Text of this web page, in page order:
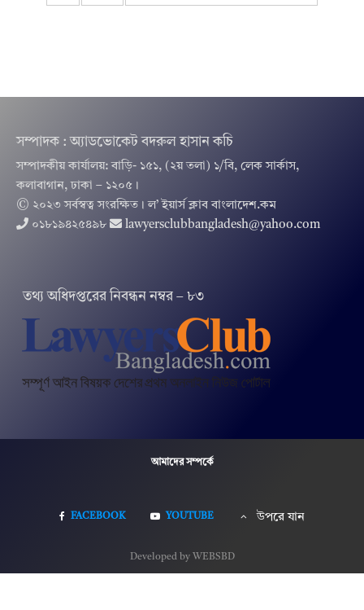
সম্পাদক : অ্যাডভোকেট বদরুল হাসান কচি
সম্পাদকীয় কার্যালয়: বাড়ি- ১৫১, (২য় তলা) ১/বি, লেক সার্কাস,
কলাবাগান, ঢাকা – ১২০৫।
© ২০২৩ সর্বস্বত্ব সংরক্ষিত । ল’ ইয়ার্স ক্লাব বাংলাদেশ.কম
০১৮১৯৪২৫৪৯৮
lawyersclubbangladesh@yahoo.com
তথ‌্য অ‌ধিদপ্ত‌রের নিবন্ধন নম্বর – ৮৩
আমাদের সম্পর্কে
FACEBOOK YOUTUBE উপরে যান
Developed by WEBSBD